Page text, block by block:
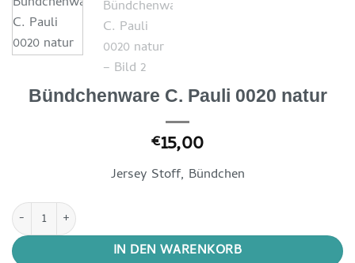
Bündchenware C. Pauli 0020 natur
€15,00
Jersey Stoff, Bündchen
Bündchenware C. Pauli 0020 natur Menge
IN DEN WARENKORB